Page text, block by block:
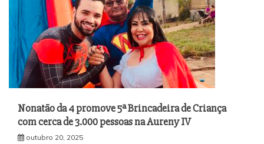
Nonatão da 4 promove 5ª Brincadeira de Criança
com cerca de 3.000 pessoas na Aureny IV
outubro 20, 2025